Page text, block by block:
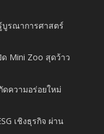
บูรณาการศาสตร์
ด Mini Zoo สุดว้าว
ดความอร่อยใหม่
เชิงธุรกิจ ผ่าน